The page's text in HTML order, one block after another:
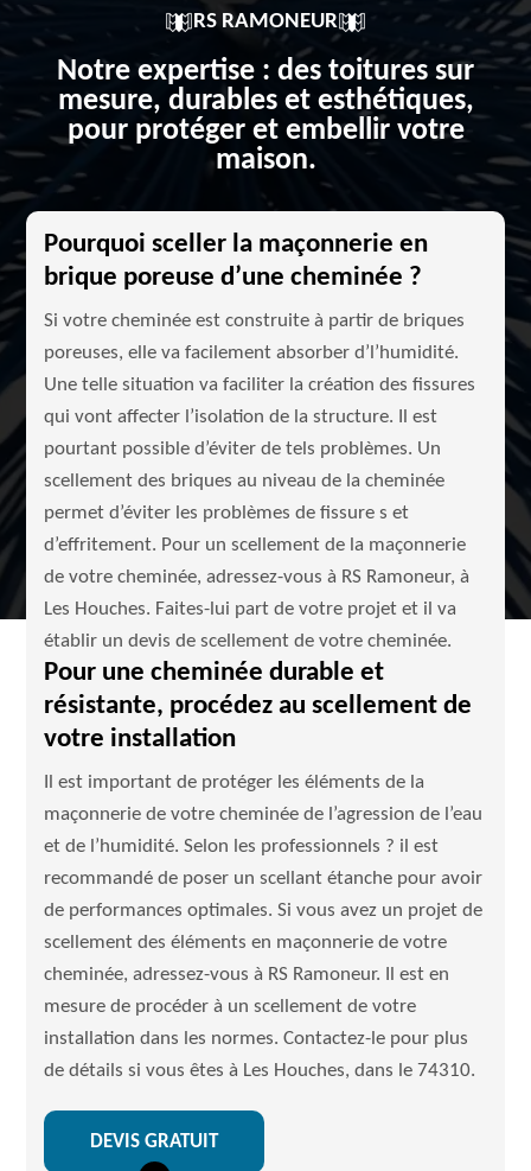
RS RAMONEUR
Notre expertise : des toitures sur
mesure, durables et esthétiques,
pour protéger et embellir votre
maison.
Pourquoi sceller la maçonnerie en
brique poreuse d’une cheminée ?
Si votre cheminée est construite à partir de briques
poreuses, elle va facilement absorber d’l’humidité.
Une telle situation va faciliter la création des fissures
qui vont affecter l’isolation de la structure. Il est
pourtant possible d’éviter de tels problèmes. Un
scellement des briques au niveau de la cheminée
permet d’éviter les problèmes de fissure s et
d’effritement. Pour un scellement de la maçonnerie
de votre cheminée, adressez-vous à RS Ramoneur, à
Les Houches. Faites-lui part de votre projet et il va
établir un devis de scellement de votre cheminée.
Pour une cheminée durable et
résistante, procédez au scellement de
votre installation
Il est important de protéger les éléments de la
maçonnerie de votre cheminée de l’agression de l’eau
et de l’humidité. Selon les professionnels ? il est
recommandé de poser un scellant étanche pour avoir
de performances optimales. Si vous avez un projet de
scellement des éléments en maçonnerie de votre
cheminée, adressez-vous à RS Ramoneur. Il est en
mesure de procéder à un scellement de votre
installation dans les normes. Contactez-le pour plus
de détails si vous êtes à Les Houches, dans le 74310.
DEVIS GRATUIT